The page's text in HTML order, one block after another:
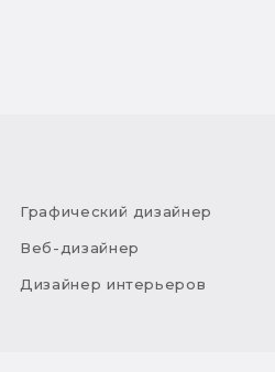
Графический дизайнер
Веб-дизайнер
Дизайнер интерьеров